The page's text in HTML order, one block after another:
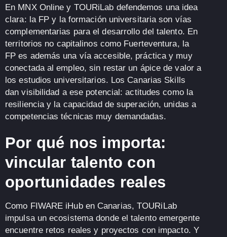
En MNX Online y TOURiLab defendemos una idea
clara: la FP y la formación universitaria son vías
complementarias para el desarrollo del talento. En
territorios no capitalinos como Fuerteventura, la
FP es además una vía accesible, práctica y muy
conectada al empleo, sin restar un ápice de valor a
los estudios universitarios. Los Canarias Skills
dan visibilidad a ese potencial:actitudes como la
resiliencia y la capacidad de superación, unidas a
competencias técnicas muy demandadas.
Por qué nos importa:
vincular talento con
oportunidades reales
Como FIWARE iHuben Canarias,TOURiLab
impulsa un ecosistema donde el talento emergente
encuentre retos reales y proyectos con impacto. Y